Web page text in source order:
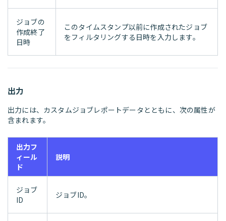
ジョブの
作成終了
日時
このタイムスタンプ以前に作成されたジョブ
をフィルタリングする日時を入力します。
出力
出力には、カスタムジョブレポートデータとともに、次の属性が
含まれます。
出力フ
ィール
ド
説明
ジョブ
ID
ジョブID。